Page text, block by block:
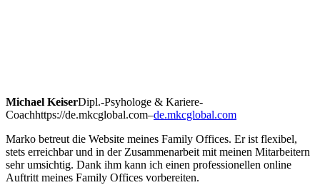
Michael KeiserDipl.-Psyhologe & Kariere-
Coachhttps://de.mkcglobal.com–de.mkcglobal.com
Marko betreut die Website meines Family Offices. Er ist flexibel,
stets erreichbar und in der Zusammenarbeit mit meinen Mitarbeitern
sehr umsichtig. Dank ihm kann ich einen professionellen online
Auftritt meines Family Offices vorbereiten.